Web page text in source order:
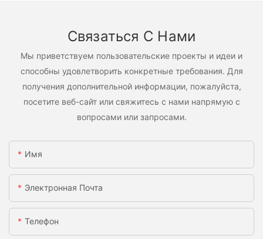
Связаться С Нами
Мы приветствуем пользовательские проекты и идеи и
способны удовлетворить конкретные требования. Для
получения дополнительной информации, пожалуйста,
посетите веб-сайт или свяжитесь с нами напрямую с
вопросами или запросами.
Имя
Электронная Почта
Телефон